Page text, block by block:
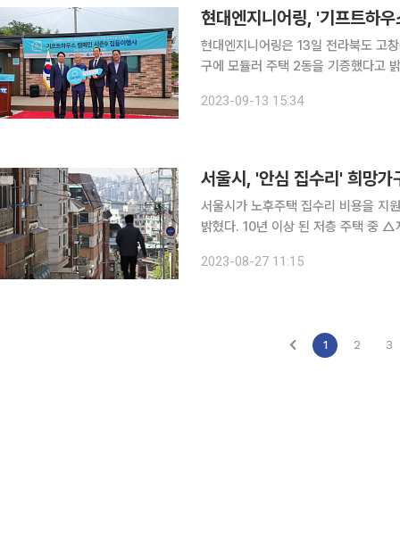
현대엔지니어링, '기프트하
현대엔지니어링은 13일 전라북도 고
구에 모듈러 주택 2동을 기증했다고 밝혔다. 올해로 9년째 진행 중인 기프트하우스
하는 현대엔지니어링의 대표적인 사
2023-09-13 15:34
서울시, '안심 집수리' 희망가
서울시가 노후주택 집수리 비용을 지
밝혔다. 10년 이상 된 저층 주택 중 △자치구 추천을 받은 중위소득 70% 이하 취약가구 거주 주택
함된다. 주거 취약가구는 기초생활수
2023-08-27 11:15
1 2 3